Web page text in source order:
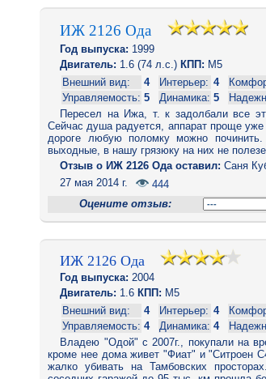
ИЖ 2126 Ода
Год выпуска: 1999
Двигатель: 1.6 (74 л.с.) КПП: M5
Внешний вид:
4 Интерьер: 4
Управляемость: 5 Динамика: 5
Пересел на Ижа, т. к задолбали все
Сейчас душа радуется, аппарат проще
дороге любую поломку можно
выходные, в нашу грязюку на них не
Отзыв o ИЖ 2126 Ода оставил: Саня
27 мая 2014 г.
444
Оцените отзыв:
ИЖ 2126 Ода
Год выпуска: 2004
Двигатель: 1.6 КПП: M5
Внешний вид:
4 Интерьер: 4
Управляемость: 4 Динамика: 4
Владею "Одой" с 2007г., покупали на
кроме нее дома живет "Фиат" и "Ситроен
жалко убивать на Тамбовских